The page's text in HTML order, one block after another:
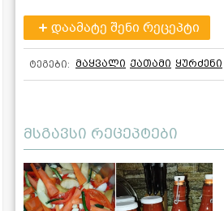
დაამატე შენი რეცეპტი
ტეგები: მაყვალი ქათამი ყურძენი
მსგავსი რეცეპტები